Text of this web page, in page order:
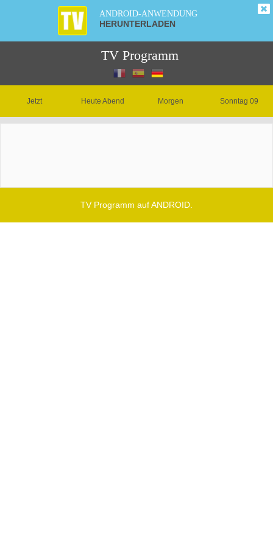
ANDROID-ANWENDUNG
HERUNTERLADEN
TV Programm
Jetzt Heute Abend Morgen Sonntag 09
TV Programm auf ANDROID.